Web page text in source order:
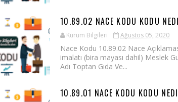
10.89.02 NACE KODU KODU
Kurum Bilgileri Ağustos 05, 2020
Nace Kodu 10.89.02 Nace
imalatı (bira mayası dahil) Meslek
Adı Toptan Gıda Ve...
10.89.01 NACE KODU KODU